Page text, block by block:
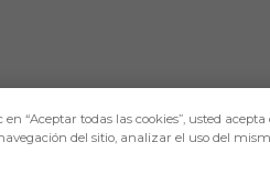
“Aceptar todas las cookies”, usted
del sitio, analizar el uso del